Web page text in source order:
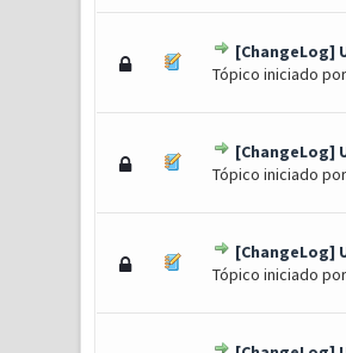
[ChangeLog]
Tópico iniciado por
0
[ChangeLog]
Tópico iniciado por
0
[ChangeLog]
Tópico iniciado por
0